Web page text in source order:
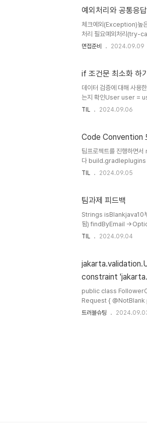
예외처리와 공통응답
체크예외(Exception)높
처리 필요예외처리(try-
면접준비 2024.09.09
if 조건문 최소화 하기
데이터 검증에 대해 사
는지 확인User user =
found"));// 탈퇴한 유저가 아닌지 확인if
TIL 2024.09.06
Code Convention
팀프로젝트를 진행하면
다 build.gradleplugins { id 'com.diffplug.spotless' version '6.23.3'}//compile시에
tasks.named('compileJava') { dependsOn 'spotlessApply'}spotless { java {
TIL 2024.09.05
팀과제 피드백
Strings isBlankjava10
됨) findByEmail -
TIL 2024.09.04
constraint
configuration for
public class FollowerCreateDto { @Getter @NoArgsConstructor
Request { @NotBlank private Long followerId; }}validation을 적용하면서 '@NotBlank'를 추가했는데 오류가 발생
했다@NotBlank 어노테
트러블슈팅